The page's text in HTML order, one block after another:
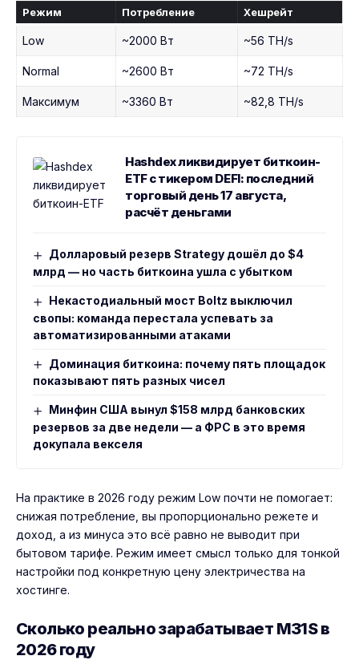
Режим Потребление Хешрейт
Low ~2000 Вт ~56 TH/s
Normal ~2600 Вт ~72 TH/s
Максимум ~3360 Вт ~82,8 TH/s
Hashdex ликвидирует биткоин-
ETF с тикером DEFI: последний
торговый день 17 августа,
расчёт деньгами
Долларовый резерв Strategy дошёл до $4
млрд — но часть биткоина ушла с убытком
Некастодиальный мост Boltz выключил
свопы: команда перестала успевать за
автоматизированными атаками
Доминация биткоина: почему пять площадок
показывают пять разных чисел
Минфин США вынул $158 млрд банковских
резервов за две недели — а ФРС в это время
докупала векселя
На практике в 2026 году режим Low почти не помогает:
снижая потребление, вы пропорционально режете и
доход, а из минуса это всё равно не выводит при
бытовом тарифе. Режим имеет смысл только для тонкой
настройки под конкретную цену электричества на
хостинге.
Сколько реально зарабатывает M31S в
2026 году